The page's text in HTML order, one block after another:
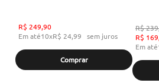
R$ 249,90
Em até10xR$ 24,99 sem juros
Comprar
R$239
R$ 169
Em até